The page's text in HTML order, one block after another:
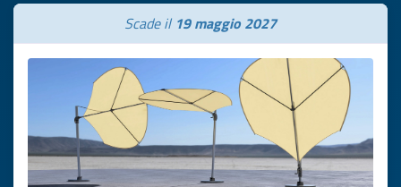
Scade il 19 maggio 2027